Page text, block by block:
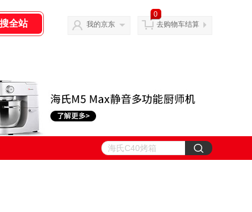
我的京东
0
去购物车结算